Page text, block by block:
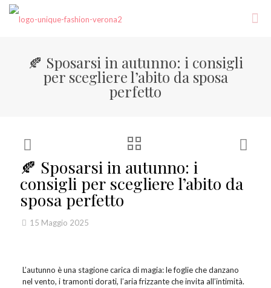
🍂 Sposarsi in autunno: i consigli
per scegliere l’abito da sposa
perfetto
🍂 Sposarsi in autunno: i
consigli per scegliere l’abito da
sposa perfetto
15 Maggio 2025
L’autunno è una stagione carica di magia: le foglie che danzano
nel vento, i tramonti dorati, l’aria frizzante che invita all’intimità.